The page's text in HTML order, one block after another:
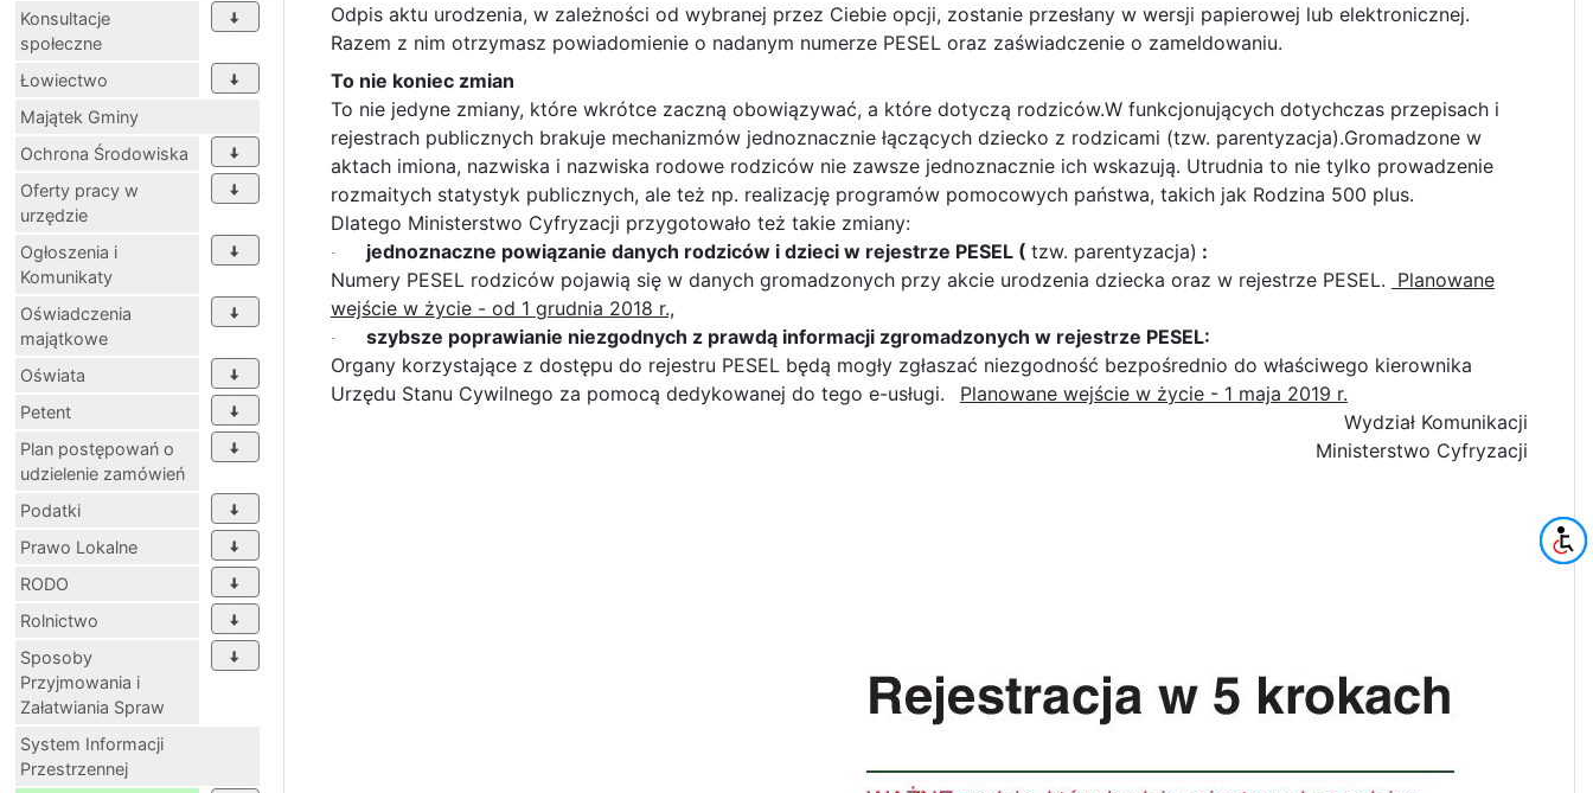
Konsultacje
społeczne
Łowiectwo
Majątek Gminy
Ochrona Środowiska
Oferty pracy w
urzędzie
Ogłoszenia i
Komunikaty
Oświadczenia
majątkowe
Oświata
Petent
Plan postępowań o
udzielenie zamówień
Podatki
Prawo Lokalne
RODO
Rolnictwo
Sposoby
Przyjmowania i
Załatwiania Spraw
System Informacji
Przestrzennej
Odpis aktu urodzenia, w zależności od wybranej przez Ciebie opcji, zostanie przesłany w wersji papierowej lub elektronicznej.
Razem z nim otrzymasz powiadomienie o nadanym numerze PESEL oraz zaświadczenie o zameldowaniu.
To nie koniec zmian
To nie jedyne zmiany, które wkrótce zaczną obowiązywać, a które dotyczą rodziców.W funkcjonujących dotychczas przepisach i
rejestrach publicznych brakuje mechanizmów jednoznacznie łączących dziecko z rodzicami (tzw. parentyzacja).Gromadzone w
aktach imiona, nazwiska i nazwiska rodowe rodziców nie zawsze jednoznacznie ich wskazują. Utrudnia to nie tylko prowadzenie
rozmaitych statystyk publicznych, ale też np. realizację programów pomocowych państwa, takich jak Rodzina 500 plus.
Dlatego Ministerstwo Cyfryzacji przygotowało też takie zmiany:
· jednoznaczne powiązanie danych rodziców i dzieci w rejestrze PESEL ( tzw. parentyzacja) :
Numery PESEL rodziców pojawią się w danych gromadzonych przy akcie urodzenia dziecka oraz w rejestrze PESEL. Planowane
wejście w życie - od 1 grudnia 2018 r.,
·
szybsze poprawianie niezgodnych z prawdą informacji zgromadzonych w rejestrze PESEL:
Organy korzystające z dostępu do rejestru PESEL będą mogły zgłaszać niezgodność bezpośrednio do właściwego kierownika
Urzędu Stanu Cywilnego za pomocą dedykowanej do tego e-usługi.
Planowane wejście w życie - 1 maja 2019 r.
Wydział Komunikacji
Ministerstwo Cyfryzacji